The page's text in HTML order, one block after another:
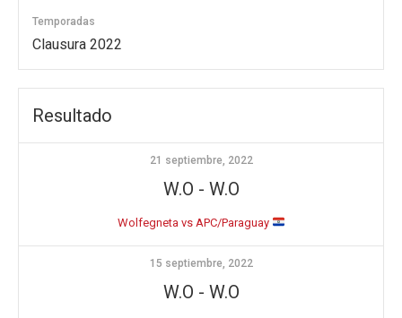
Temporadas
Clausura 2022
Resultado
21 septiembre, 2022
W.O - W.O
Wolfegneta vs APC/Paraguay
15 septiembre, 2022
W.O - W.O